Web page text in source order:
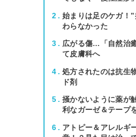
2
始まりは足のケガ！
わらなかった
3
広がる傷…「自然治
て皮膚科へ
4
処方されたのは抗生
ド剤
5
掻かないように薬が
利なガーゼ＆テープ
6
アトピー＆アレルギ